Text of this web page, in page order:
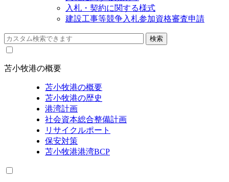
入札・契約に関する様式
建設工事等競争入札参加資格審査申請
苫小牧港の概要
苫小牧港の概要
苫小牧港の歴史
港湾計画
社会資本総合整備計画
リサイクルポート
保安対策
苫小牧港港湾BCP